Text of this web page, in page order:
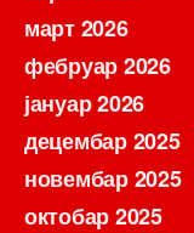
март 2026
фебруар 2026
јануар 2026
децембар 2025
новембар 2025
октобар 2025